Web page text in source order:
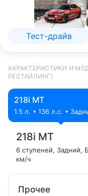
Тест-драйв
ХАРАКТЕРИСТИКИ И
РЕСТАЙЛИНГ)
218i MT
1.5 л. • 136 л.с. •
218i MT
6 ступеней, Задний,
км/ч
Прочее